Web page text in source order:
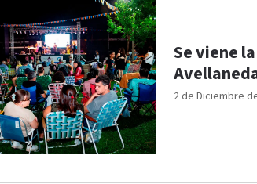
2 de Diciembre
Se viene